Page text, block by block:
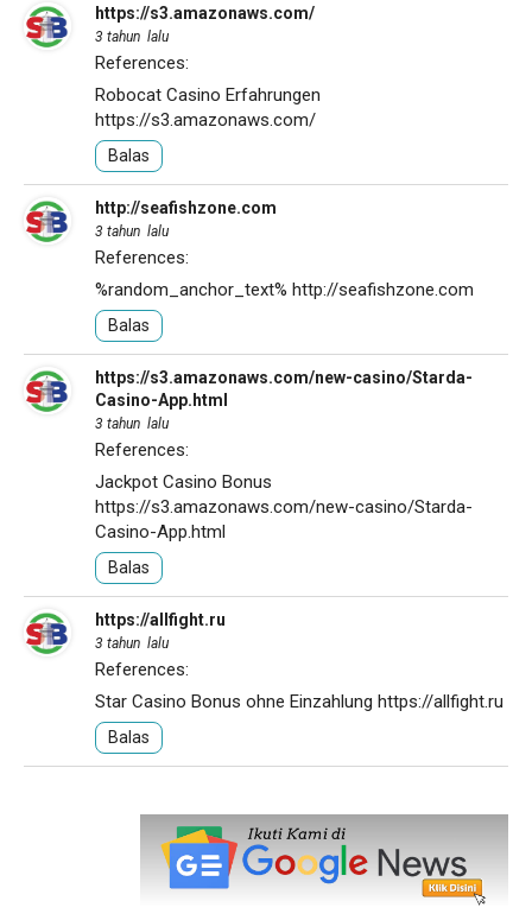
https://s3.amazonaws.com/
3 tahun lalu
References:
Robocat Casino Erfahrungen
https://s3.amazonaws.com/
Balas
http://seafishzone.com
3 tahun lalu
References:
%random_anchor_text% http://seafishzone.com
Balas
https://s3.amazonaws.com/new-casino/Starda-
Casino-App.html
3 tahun lalu
References:
Jackpot Casino Bonus
https://s3.amazonaws.com/new-casino/Starda-
Casino-App.html
Balas
https://allfight.ru
3 tahun lalu
References:
Star Casino Bonus ohne Einzahlung https://allfight.ru
Balas